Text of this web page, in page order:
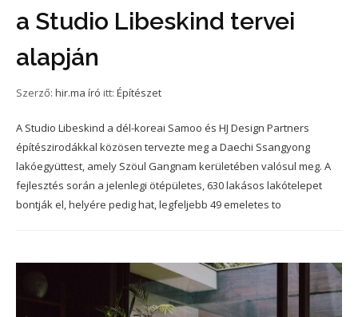
a Studio Libeskind tervei
alapján
Szerző: hir.ma író itt: Építészet
A Studio Libeskind a dél-koreai Samoo és HJ Design Partners
építészirodákkal közösen tervezte meg a Daechi Ssangyong
lakóegyüttest, amely Szöul Gangnam kerületében valósul meg. A
fejlesztés során a jelenlegi ötépületes, 630 lakásos lakótelepet
bontják el, helyére pedig hat, legfeljebb 49 emeletes to